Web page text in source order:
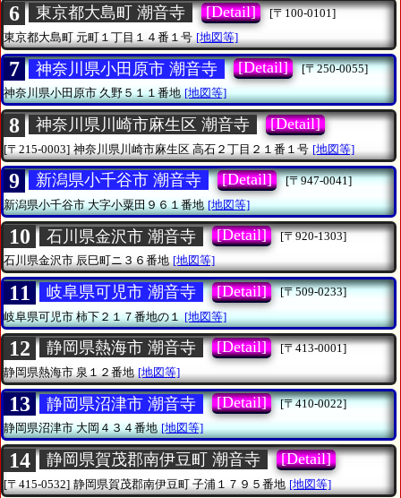
6 東京都大島町 潮音寺 [Detail]
[〒100-0101]
東京都大島町 元町１丁目１４番１号 [地図等]
7 神奈川県小田原市 潮音寺 [Detail]
[〒250-0055]
神奈川県小田原市久野５１１番地 [地図等]
8 神奈川県川崎市麻生区 潮音寺 [Detail]
[〒215-0003] 神奈川県川崎市麻生区 高石２丁目２１番１号 [地図等]
9 新潟県小千谷市 潮音寺 [Detail]
[〒947-0041]
新潟県小千谷市大字小粟田９６１番地 [地図等]
10 石川県金沢市 潮音寺 [Detail]
[〒920-1303]
石川県金沢市辰巳町ニ３６番地 [地図等]
11 岐阜県可児市 潮音寺 [Detail]
[〒509-0233]
岐阜県可児市柿下２１７番地の１ [地図等]
12 静岡県熱海市 潮音寺 [Detail]
[〒413-0001]
静岡県熱海市 泉１２番地 [地図等]
13 静岡県沼津市 潮音寺 [Detail]
[〒410-0022]
静岡県沼津市大岡４３４番地 [地図等]
14 静岡県賀茂郡南伊豆町 潮音寺 [Detail]
[〒415-0532] 静岡県賀茂郡南伊豆町 子浦１７９５番地 [地図等]